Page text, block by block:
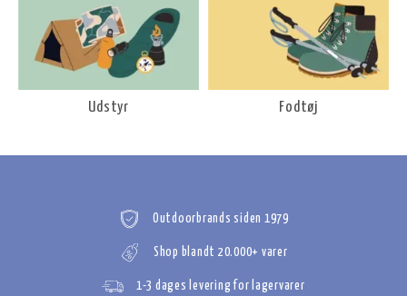
Udstyr Fodtøj
Outdoorbrands siden 1979
Shop blandt 20.000+ varer
1-3 dages levering for lagervarer